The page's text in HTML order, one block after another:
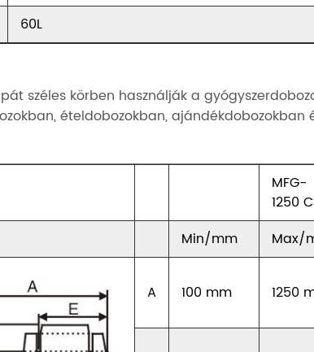
60L
széles körben használják a
ételdobozokban,
MFG-
1250 C
Min/mm
Max/
A 100 mm 1250